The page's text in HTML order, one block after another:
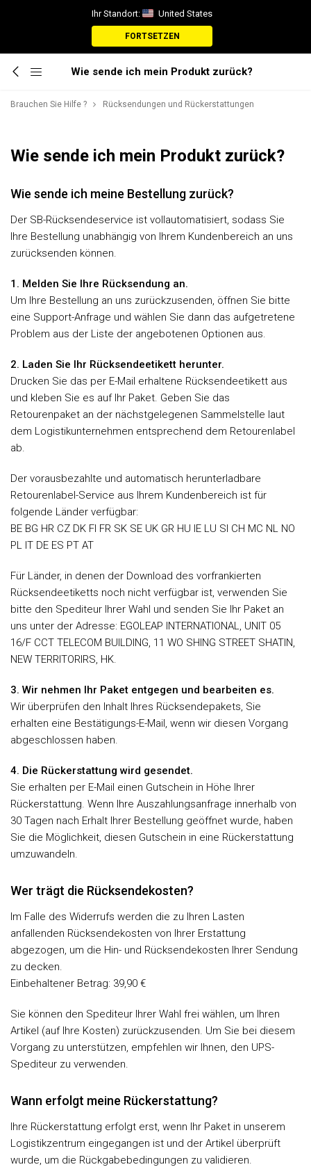
Ihr Standort: United States
FORTSETZEN
Wie sende ich mein Produkt zurück?
Brauchen Sie Hilfe ? Rücksendungen und Rückerstattungen
Wie sende ich mein Produkt zurück?
Wie sende ich meine Bestellung zurück?
Der SB-Rücksendeservice ist vollautomatisiert, sodass Sie
Ihre Bestellung unabhängig von Ihrem Kundenbereich an uns
zurücksenden können.
1. Melden Sie Ihre Rücksendung an.
Um Ihre Bestellung an uns zurückzusenden, öffnen Sie bitte
eine Support-Anfrage und wählen Sie dann das aufgetretene
Problem aus der Liste der angebotenen Optionen aus.
2. Laden Sie Ihr Rücksendeetikett herunter.
Drucken Sie das per E-Mail erhaltene Rücksendeetikett aus
und kleben Sie es auf Ihr Paket. Geben Sie das
Retourenpaket an der nächstgelegenen Sammelstelle laut
dem Logistikunternehmen entsprechend dem Retourenlabel
ab.
Der vorausbezahlte und automatisch herunterladbare
Retourenlabel-Service aus Ihrem Kundenbereich ist für
folgende Länder verfügbar:
BE BG HR CZ DK FI FR SK SE UK GR HU IE LU SI CH MC NL NO
PL IT DE ES PT AT
Für Länder, in denen der Download des vorfrankierten
Rücksendeetiketts noch nicht verfügbar ist, verwenden Sie
bitte den Spediteur Ihrer Wahl und senden Sie Ihr Paket an
uns unter der Adresse: EGOLEAP INTERNATIONAL, UNIT 05
16/F CCT TELECOM BUILDING, 11 WO SHING STREET SHATIN,
NEW TERRITORIRS, HK.
3. Wir nehmen Ihr Paket entgegen und bearbeiten es.
Wir überprüfen den Inhalt Ihres Rücksendepakets, Sie
erhalten eine Bestätigungs-E-Mail, wenn wir diesen Vorgang
abgeschlossen haben.
4. Die Rückerstattung wird gesendet.
Sie erhalten per E-Mail einen Gutschein in Höhe Ihrer
Rückerstattung. Wenn Ihre Auszahlungsanfrage innerhalb von
30 Tagen nach Erhalt Ihrer Bestellung geöffnet wurde, haben
Sie die Möglichkeit, diesen Gutschein in eine Rückerstattung
umzuwandeln.
Wer trägt die Rücksendekosten?
Im Falle des Widerrufs werden die zu Ihren Lasten
anfallenden Rücksendekosten von Ihrer Erstattung
abgezogen, um die Hin- und Rücksendekosten Ihrer Sendung
zu decken.
Einbehaltener Betrag: 39,90 €
Sie können den Spediteur Ihrer Wahl frei wählen, um Ihren
Artikel (auf Ihre Kosten) zurückzusenden. Um Sie bei diesem
Vorgang zu unterstützen, empfehlen wir Ihnen, den UPS-
Spediteur zu verwenden.
Wann erfolgt meine Rückerstattung?
Ihre Rückerstattung erfolgt erst, wenn Ihr Paket in unserem
Logistikzentrum eingegangen ist und der Artikel überprüft
wurde, um die Rückgabebedingungen zu validieren.